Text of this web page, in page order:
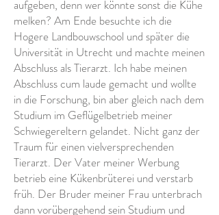
aufgeben, denn wer könnte sonst die Kühe
melken? Am Ende besuchte ich die
Hogere Landbouwschool und später die
Universität in Utrecht und machte meinen
Abschluss als Tierarzt. Ich habe meinen
Abschluss cum laude gemacht und wollte
in die Forschung, bin aber gleich nach dem
Studium im Geflügelbetrieb meiner
Schwiegereltern gelandet. Nicht ganz der
Traum für einen vielversprechenden
Tierarzt. Der Vater meiner Werbung
betrieb eine Kükenbrüterei und verstarb
früh. Der Bruder meiner Frau unterbrach
dann vorübergehend sein Studium und